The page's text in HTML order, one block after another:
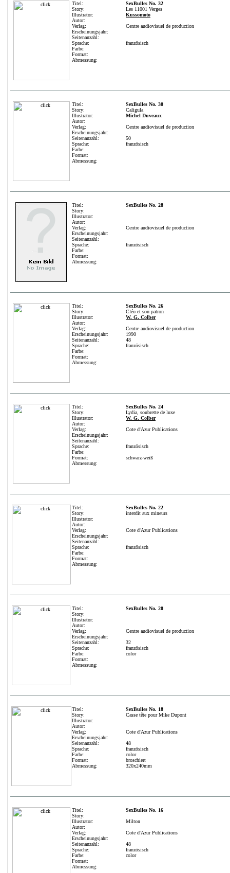
Titel:
Story:
Illustrator:
Autor:
Verlag:
Erscheinungsjahr:
Seitenanzahl:
Sprache:
Farbe:
Format:
Abmessung:
SexBulles No. 32
Les 11001 Verges
Kussomoto
Centre audiovisuel de production
französisch
Titel:
Story:
Illustrator:
Autor:
Verlag:
Erscheinungsjahr:
Seitenanzahl:
Sprache:
Farbe:
Format:
Abmessung:
SexBulles No. 30
Caligula
Michel Duveaux
Centre audiovisuel de production
50
französisch
Titel:
Story:
Illustrator:
Autor:
Verlag:
Erscheinungsjahr:
Seitenanzahl:
Sprache:
Farbe:
Format:
Abmessung:
SexBulles No. 28
Centre audiovisuel de production
französisch
Titel:
Story:
Illustrator:
Autor:
Verlag:
Erscheinungsjahr:
Seitenanzahl:
Sprache:
Farbe:
Format:
Abmessung:
SexBulles No. 26
Cléo et son patron
W. G. Colber
Centre audiovisuel de production
1990
48
französisch
Titel:
Story:
Illustrator:
Autor:
Verlag:
Erscheinungsjahr:
Seitenanzahl:
Sprache:
Farbe:
Format:
Abmessung:
SexBulles No. 24
Lydia, soubrette de luxe
W. G. Colber
Cote d'Azur Publications
französisch
schwarz-weiß
Titel:
Story:
Illustrator:
Autor:
Verlag:
Erscheinungsjahr:
Seitenanzahl:
Sprache:
Farbe:
Format:
Abmessung:
SexBulles No. 22
interdit aux mineurs
Cote d'Azur Publications
französisch
Titel:
Story:
Illustrator:
Autor:
Verlag:
Erscheinungsjahr:
Seitenanzahl:
Sprache:
Farbe:
Format:
Abmessung:
SexBulles No. 20
Centre audiovisuel de production
32
französisch
color
Titel:
Story:
Illustrator:
Autor:
Verlag:
Erscheinungsjahr:
Seitenanzahl:
Sprache:
Farbe:
Format:
Abmessung:
SexBulles No. 18
Casse tête pour Mike Dupont
Cote d'Azur Publications
48
französisch
color
broschiert
320x240mm
Titel:
Story:
Illustrator:
Autor:
Verlag:
Erscheinungsjahr:
Seitenanzahl:
Sprache:
Farbe:
Format:
Abmessung:
SexBulles No. 16
Milton
Cote d'Azur Publications
48
französisch
color